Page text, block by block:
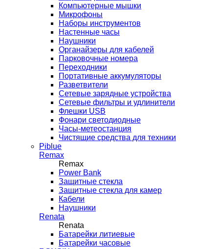
Компьютерные мышки
Микрофоны
Наборы инструментов
Настенные часы
Наушники
Органайзеры для кабелей
Парковочные номера
Переходники
Портативные аккумуляторы
Разветвители
Сетевые зарядные устройства
Сетевые фильтры и удлинители
Флешки USB
Фонари светодиодные
Часы-метеостанция
Чистящие средства для техники
Piblue
Remax
Remax
Power Bank
Защитные стекла
Защитные стекла для камер
Кабели
Наушники
Renata
Renata
Батарейки литиевые
Батарейки часовые